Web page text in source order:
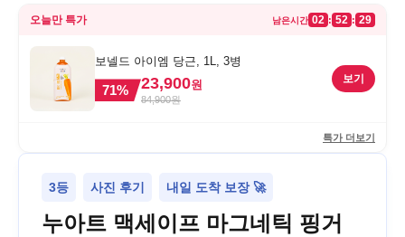
오늘만 특가 남은시간 02 : 52 : 29
보넬드 아이엠 당근, 1L, 3병
71% 23,900원
84,900원
보기
특가 더보기
3등 사진 후기 내일 도착 보장 🚀
누아트 맥세이프 마그네틱 핑거